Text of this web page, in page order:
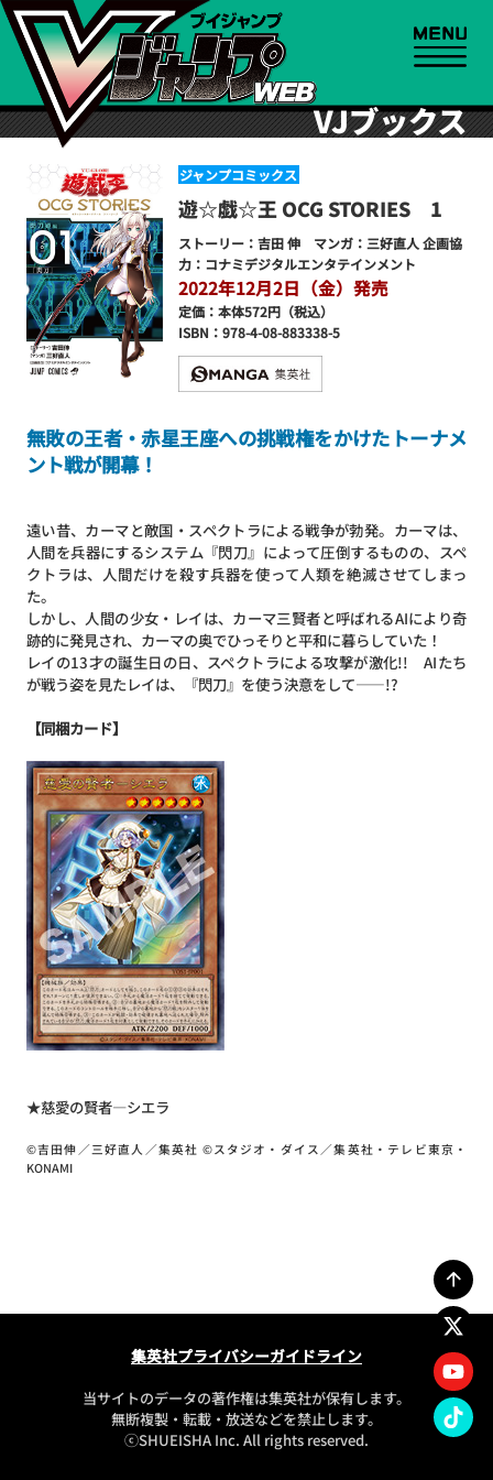
VJブックス
ジャンプコミックス
遊☆戯☆王 OCG STORIES 1
ストーリー：吉田 伸 マンガ：三好直人 企画協
力：コナミデジタルエンタテインメント
2022年12月2日（金）発売
定価：本体572円（税込）
ISBN：978-4-08-883338-5
無敗の王者・赤星王座への挑戦権をかけたトーナメ
ント戦が開幕！
遠い昔、カーマと敵国・スペクトラによる戦争が勃発。カーマは、
人間を兵器にするシステム『閃刀』によって圧倒するものの、スペ
クトラは、人間だけを殺す兵器を使って人類を絶滅させてしまっ
た。
しかし、人間の少女・レイは、カーマ三賢者と呼ばれるAIにより奇
跡的に発見され、カーマの奥でひっそりと平和に暮らしていた！
レイの13才の誕生日の日、スペクトラによる攻撃が激化!! AIたち
が戦う姿を見たレイは、『閃刀』を使う決意をして――!?
【同梱カード】
★慈愛の賢者―シエラ
©吉田伸／三好直人／集英社 ©スタジオ・ダイス／集英社・テレビ東京・
KONAMI
集英社プライバシーガイドライン
当サイトのデータの著作権は集英社が保有します。
無断複製・転載・放送などを禁止します。
ⓒSHUEISHA Inc. All rights reserved.